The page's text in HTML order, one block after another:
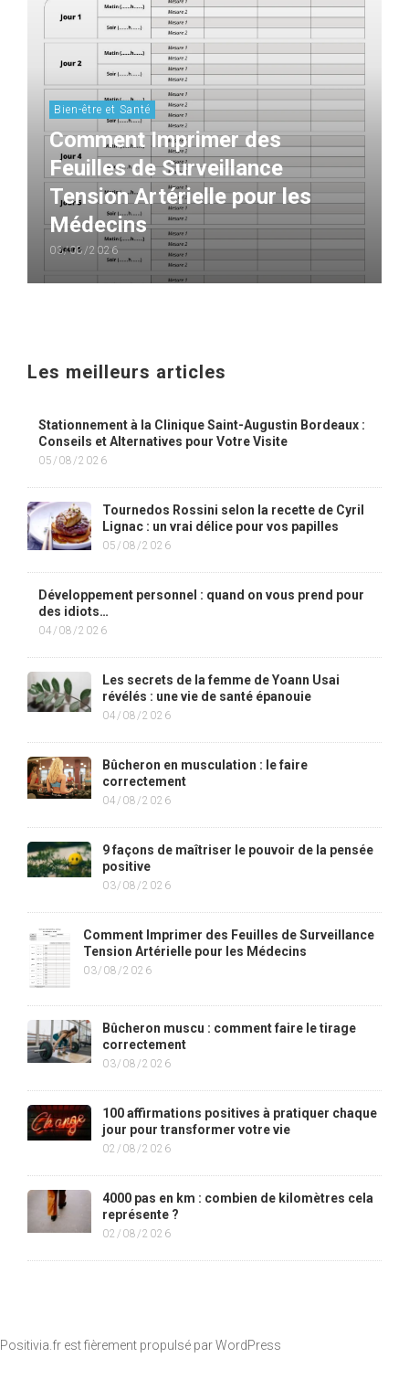
Bien-être et Santé
Comment Imprimer des
Feuilles de Surveillance
Tension Artérielle pour les
Médecins
03/08/2026
Les meilleurs articles
Stationnement à la Clinique Saint-Augustin Bordeaux :
Conseils et Alternatives pour Votre Visite
05/08/2026
Tournedos Rossini selon la recette de Cyril
Lignac : un vrai délice pour vos papilles
05/08/2026
Développement personnel : quand on vous prend pour
des idiots…
04/08/2026
Les secrets de la femme de Yoann Usai
révélés : une vie de santé épanouie
04/08/2026
Bûcheron en musculation : le faire
correctement
04/08/2026
9 façons de maîtriser le pouvoir de la pensée
positive
03/08/2026
Comment Imprimer des Feuilles de Surveillance
Tension Artérielle pour les Médecins
03/08/2026
Bûcheron muscu : comment faire le tirage
correctement
03/08/2026
100 affirmations positives à pratiquer chaque
jour pour transformer votre vie
02/08/2026
4000 pas en km : combien de kilomètres cela
représente ?
02/08/2026
Positivia.fr est fièrement propulsé parWordPress